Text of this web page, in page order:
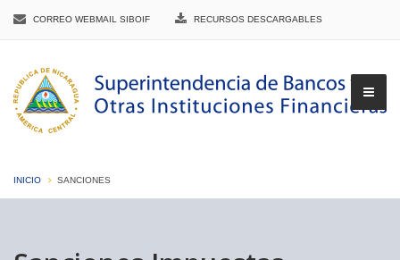
CORREO WEBMAIL SIBOIF RECURSOS DESCARGABLES
INICIO SANCIONES